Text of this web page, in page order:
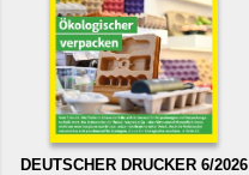
DEUTSCHER DRUCKER 6/2026